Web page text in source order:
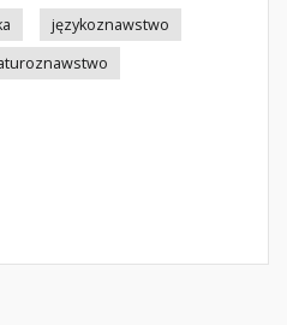
językoznawstwo